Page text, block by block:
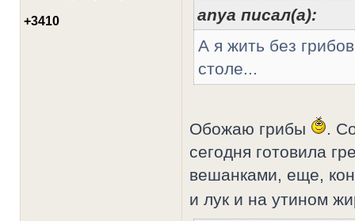
+3410
anya писал(а):
А я жить без
столе...
Обожаю грибы
.
сегодня готовила
вешанками, еще,
и лук и на утином